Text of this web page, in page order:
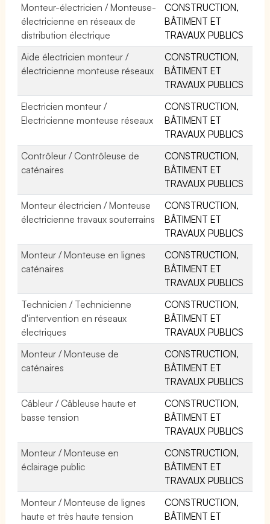
Monteur-électricien / Monteuse-
électricienne en réseaux de
distribution électrique
CONSTRUCTION,
BÂTIMENT ET
TRAVAUX PUBLICS
Aide électricien monteur /
électricienne monteuse réseaux
CONSTRUCTION,
BÂTIMENT ET
TRAVAUX PUBLICS
Electricien monteur /
Electricienne monteuse réseaux
CONSTRUCTION,
BÂTIMENT ET
TRAVAUX PUBLICS
Contrôleur / Contrôleuse de
caténaires
CONSTRUCTION,
BÂTIMENT ET
TRAVAUX PUBLICS
Monteur électricien / Monteuse
électricienne travaux souterrains
CONSTRUCTION,
BÂTIMENT ET
TRAVAUX PUBLICS
Monteur / Monteuse en lignes
caténaires
CONSTRUCTION,
BÂTIMENT ET
TRAVAUX PUBLICS
Technicien / Technicienne
d'intervention en réseaux
électriques
CONSTRUCTION,
BÂTIMENT ET
TRAVAUX PUBLICS
Monteur / Monteuse de
caténaires
CONSTRUCTION,
BÂTIMENT ET
TRAVAUX PUBLICS
Câbleur / Câbleuse haute et
basse tension
CONSTRUCTION,
BÂTIMENT ET
TRAVAUX PUBLICS
Monteur / Monteuse en
éclairage public
CONSTRUCTION,
BÂTIMENT ET
TRAVAUX PUBLICS
Monteur / Monteuse de lignes
haute et très haute tension
CONSTRUCTION,
BÂTIMENT ET